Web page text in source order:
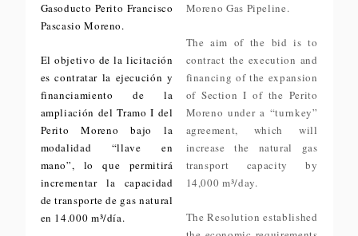
Gasoducto Perito Francisco
Pascasio Moreno.
El objetivo de la licitación
es contratar la ejecución y
financiamiento de la
ampliación del Tramo I del
Perito Moreno bajo la
modalidad “llave en
mano”, lo que permitirá
incrementar la capacidad
de transporte de gas natural
en 14.000 m³/día.
Moreno Gas Pipeline.
The aim of the bid is to
contract the execution and
financing of the expansion
of Section I of the Perito
Moreno under a “turnkey”
agreement, which will
increase the natural gas
transport capacity by
14,000 m³/day.
The Resolution established